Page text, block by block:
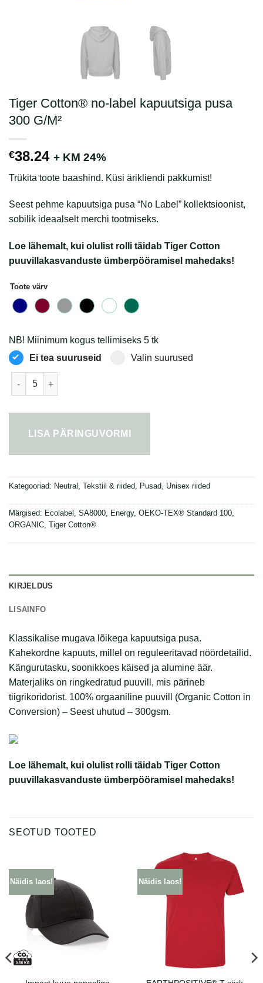
Tiger Cotton® no-label kapuutsiga pusa
300 G/M²
€38.24 + KM 24%
Trükita toote baashind. Küsi ärikliendi pakkumist!
Seest pehme kapuutsiga pusa “No Label” kollektsioonist,
sobilik ideaalselt merchi tootmiseks.
Loe lähemalt, kui olulist rolli täidab Tiger Cotton
puuvillakasvanduste ümberpööramisel mahedaks!
Toote värv
NB! Miinimum kogus tellimiseks 5 tk
Ei tea suuruseid
Valin suurused
LISA PÄRINGUVORMI
Kategooriad: Neutral Tekstiil & riided Pusad Unisex riided
Märgised: Ecolabel SA8000 Energy, OEKO-TEX® Standard 100
ORGANIC Tiger Cotton®
KIRJELDUS
LISAINFO
Klassikalise mugava lõikega kapuutsiga pusa.
Kahekordne kapuuts, millel on reguleeritavad nöördetailid.
Kängurutasku, soonikkoes käised ja alumine äär.
Materjaliks on ringkedratud puuvill, mis pärineb
tiigrikoridorist. 100% orgaaniline puuvill (Organic Cotton in
Conversion) – Seest uhutud – 300gsm.
Loe lähemalt, kui olulist rolli täidab Tiger Cotton
puuvillakasvanduste ümberpööramisel mahedaks!
SEOTUD TOOTED
Näidis laos! Näidis laos!